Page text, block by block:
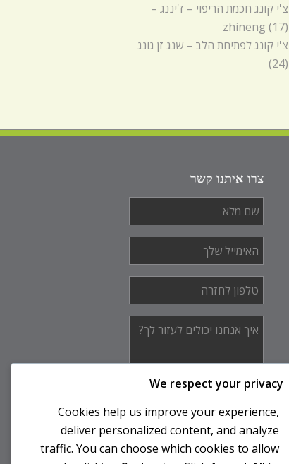
צ'י קונג חכמת הריפוי – ז'יננג –
zhineng (17)
צ'י קונג לפתיחת הלב – שנג זן גונג
(24)
צרו איתנו קשר
מלא *
שלך *
לחזרה
*
אנחנו
לעזור
We respect your privacy
Cookies help us improve your experience,
deliver personalized content, and analyze
traffic. You can choose which cookies to allow